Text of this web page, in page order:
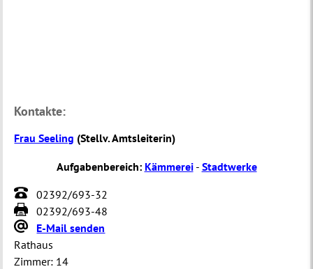
Kontakte:
Frau Seeling (Stellv. Amtsleiterin)
Aufgabenbereich: Kämmerei- Stadtwerke
02392/693-32
02392/693-48
E-Mail senden
Rathaus
Zimmer: 14